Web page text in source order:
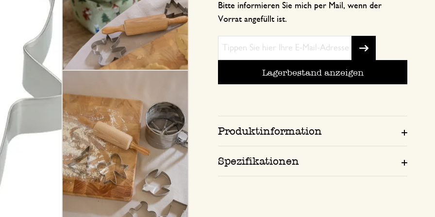
Bitte informieren Sie mich per Mail, wenn der
Vorrat angefüllt ist.
Lagerbestand anzeigen
Produktinformation
Spezifikationen